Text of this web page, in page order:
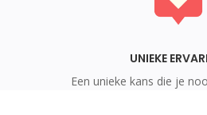
UNIEKE
Een unieke kans die je